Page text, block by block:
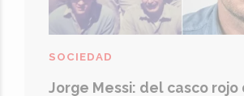
Jorge Messi: del casco rojo
SOCIEDAD